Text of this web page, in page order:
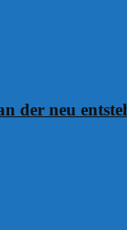
der neu